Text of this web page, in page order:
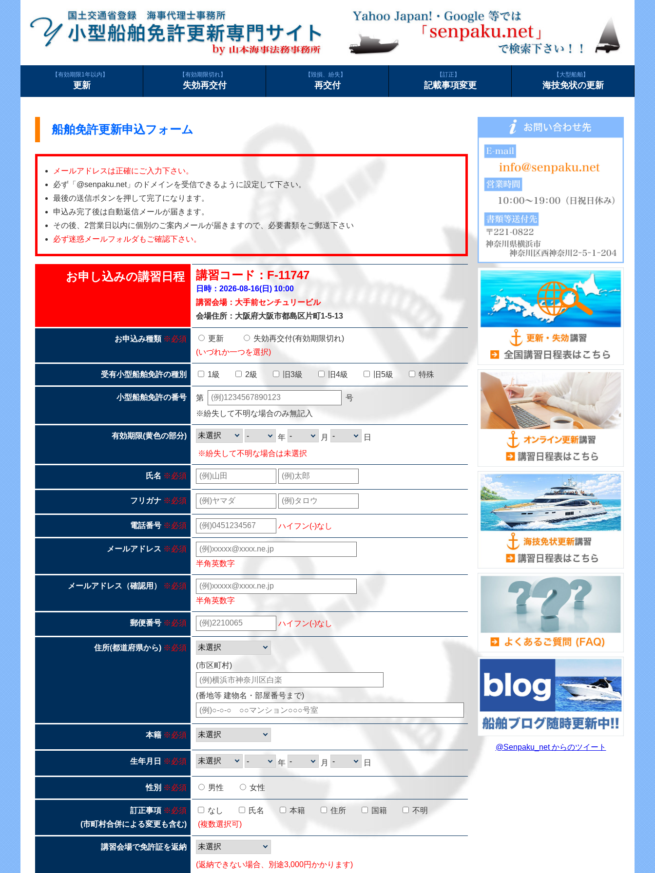
有効期限1年以内
更新
有効期限切れ
失効再交付
毀損、紛失
再交付
訂正
記載事項変更
大型船舶
海技免状の更新
船舶免許更新申込フォーム
メールアドレスは正確にご入力下さい。
必ず「@senpaku.net」のドメインを受信できるように設定して下さい。
最後の送信ボタンを押して完了になります。
申込み完了後は自動返信メールが届きます。
その後、2営業日以内に個別のご案内メールが届きますので、必要書類をご郵送下さい
必ず迷惑メールフォルダもご確認下さい。
お申し込みの講習日程 講習コード：F-11747
日時：2026-08-16(日) 10:00
講習会場：大手前センチュリービル
会場住所：大阪府大阪市都島区片町1-5-13
お申込み種類※必須 更新
失効再交付(有効期限切れ)
(いづれか一つを選択)
受有小型船舶免許の種別 1級 2級 旧3級 旧4級 旧5級 特殊
小型船舶免許の番号 第
号
※紛失して不明な場合のみ無記入
有効期限(黄色の部分) 年 月
日
※紛失して不明な場合は未選択
氏名 ※必須
フリガナ ※必須
電話番号 ※必須 ハイフン(-)なし
メールアドレス ※必須
半角英数字
メールアドレス（確認用）
※必須
半角英数字
郵便番号 ※必須 ハイフン(-)なし
住所(都道府県から) ※必須
(市区町村)
(番地等 建物名・部屋番号まで)
本籍 ※必須
生年月日 ※必須 年 月 日
性別 ※必須 男性 女性
訂正事項 ※必須
(市町村合併による変更も含む)
なし 氏名 本籍 住所 国籍
不明
(複数選択可)
講習会場で免許証を返納
(返納できない場合、別途3,000円かかります)
@Senpaku_net からのツイート